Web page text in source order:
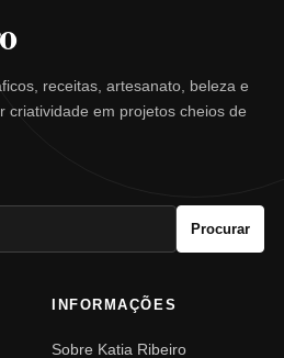
receitas, artesanato, beleza e
criatividade em projetos cheios de
Procurar
INFORMAÇÕES
Sobre Katia Ribeiro